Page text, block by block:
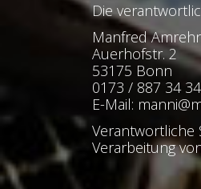
Die
Manfred
Auerhofstr. 2
53175 Bonn
0173 / 887 34 34
E-Mail:
Verantwortliche
Verarbeitung